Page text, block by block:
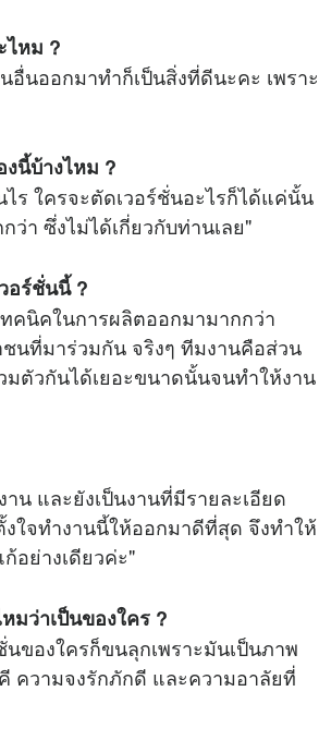
ไหม ?
นออกมาทำก็เป็นสิ่งที่ดีนะคะ เพราะ
นี้บ้างไหม ?
ร ใครจะตัดเวอร์ชั่นอะไรก็ได้แค่นั้น
ว่า ซึ่งไม่ได้เกี่ยวกับท่านเลย"
อร์ชั่นนี้ ?
คนิคในการผลิตออกมามากกว่า
นที่มาร่วมกัน จริงๆ ทีมงานคือส่วน
ตัวกันได้เยอะขนาดนั้นจนทำให้งาน
น และยังเป็นงานที่มีรายละเอียด
ใจทำงานนี้ให้ออกมาดีที่สุด จึงทำให้
อย่างเดียวค่ะ"
มว่าเป็นของใคร ?
นของใครก็ขนลุกเพราะมันเป็นภาพ
ความจงรักภักดี และความอาลัยที่